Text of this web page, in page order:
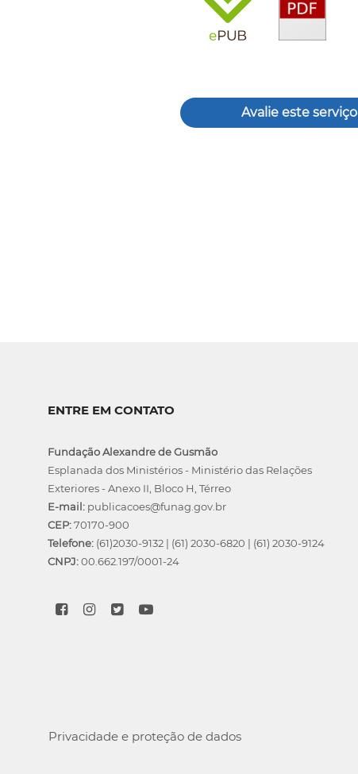
Avalie este serviço
ENTRE EM CONTATO
Fundação Alexandre de Gusmão
Esplanada dos Ministérios - Ministério das Relações
Exteriores - Anexo II, Bloco H, Térreo
E-mail: publicacoes@funag.gov.br
CEP:70170-900
Telefone: (61)2030-9132 | (61) 2030-6820 | (61) 2030-9124
CNPJ:00.662.197/0001-24
Privacidade e proteção de dados